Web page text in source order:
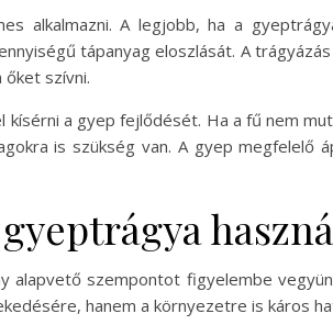
alkalmazni. A legjobb, ha a
tápanyag eloszlását. A
szívni.
a gyep fejlődését. Ha a fű nem
is szükség van. A gyep megfelelő
alapvető szempontot figyelembe
hanem a környezetre is káros